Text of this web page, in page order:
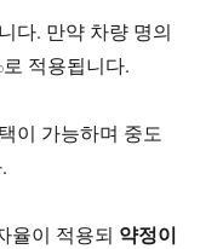
다. 만약 차량 명의
적용됩니다.
이 가능하며 중도
율이 적용되 약정이